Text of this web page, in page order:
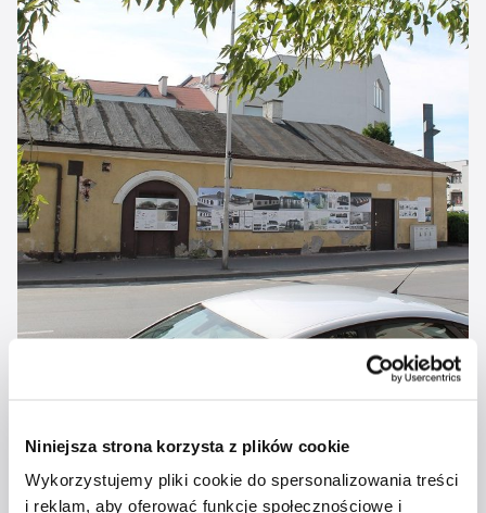
Niniejsza strona korzysta z plików cookie
Wykorzystujemy pliki cookie do spersonalizowania treści
i reklam, aby oferować funkcje społecznościowe i